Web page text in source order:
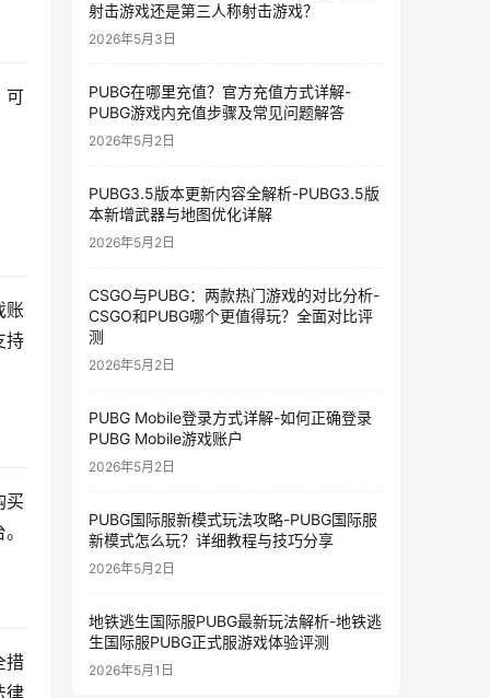
可
账
持
买
措
律
射击游戏还是第三人称射击游戏？
2026年5月3日
PUBG在哪里充值？官方充值方式详解-
PUBG游戏内充值步骤及常见问题解答
2026年5月2日
PUBG3.5版本更新内容全解析-PUBG3.5版
本新增武器与地图优化详解
2026年5月2日
CSGO与PUBG：两款热门游戏的对比分析-
CSGO和PUBG哪个更值得玩？全面对比评
测
2026年5月2日
PUBG Mobile登录方式详解-如何正确登录
PUBG Mobile游戏账户
2026年5月2日
PUBG国际服新模式玩法攻略-PUBG国际服
新模式怎么玩？详细教程与技巧分享
2026年5月2日
地铁逃生国际服PUBG最新玩法解析-地铁逃
生国际服PUBG正式服游戏体验评测
2026年5月1日